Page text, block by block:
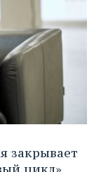
закрывает